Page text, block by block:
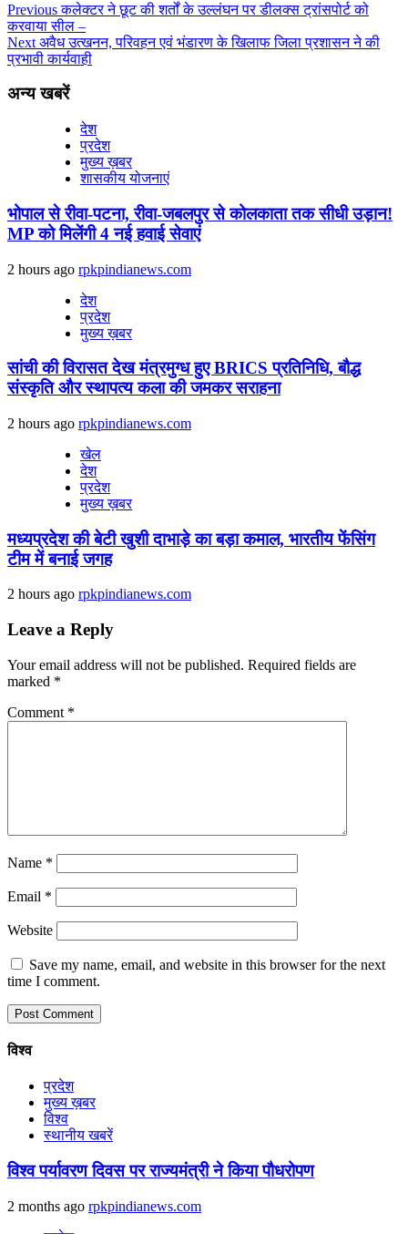
Previousकलेक्टर ने छूट की शर्तों के उल्लंघन पर डीलक्स ट्रांसपोर्ट को
करवाया सील –
Next अवैध उत्खनन, परिवहन एवं भंडारण के खिलाफ जिला प्रशासन ने की
प्रभावी कार्यवाही
अन्य खबरें
देश
प्रदेश
मुख्य ख़बर
शासकीय योजनाएं
भोपाल से रीवा-पटना, रीवा-जबलपुर से कोलकाता तक सीधी उड़ान!
MP को मिलेंगी 4 नई हवाई सेवाएं
2 hours ago rpkpindianews.com
देश
प्रदेश
मुख्य ख़बर
सांची की विरासत देख मंत्रमुग्ध हुए BRICS प्रतिनिधि, बौद्ध
संस्कृति और स्थापत्य कला की जमकर सराहना
2 hours ago rpkpindianews.com
खेल
देश
प्रदेश
मुख्य ख़बर
मध्यप्रदेश की बेटी खुशी दाभाड़े का बड़ा कमाल, भारतीय फेंसिंग
टीम में बनाई जगह
2 hours ago rpkpindianews.com
Leave a Reply
Your email address will not be published. Required fields are
marked *
Comment *
Name *
Email *
Website
Save my name, email, and website in this browser for the next
time I comment.
विश्व
प्रदेश
मुख्य ख़बर
विश्व
स्थानीय खबरें
विश्व पर्यावरण दिवस पर राज्यमंत्री ने किया पौधरोपण
2 months ago rpkpindianews.com